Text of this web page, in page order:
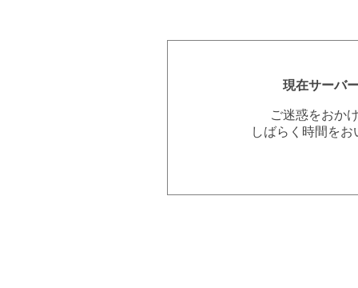
現在サーバ
ご迷惑をおか
しばらく時間を